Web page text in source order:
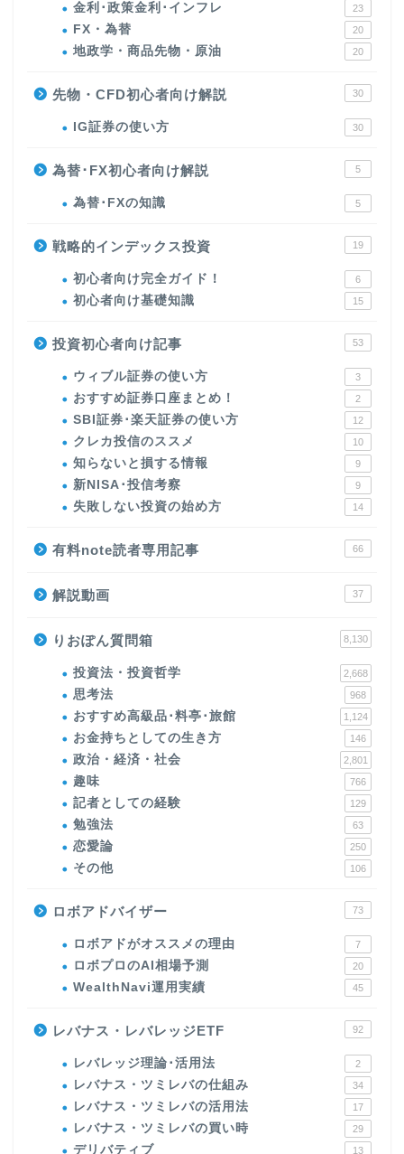
金利･政策金利･インフレ 23
FX・為替 20
地政学・商品先物・原油 20
先物・CFD初心者向け解説 30
IG証券の使い方 30
為替･FX初心者向け解説 5
為替･FXの知識 5
戦略的インデックス投資 19
初心者向け完全ガイド！ 6
初心者向け基礎知識 15
投資初心者向け記事 53
ウィブル証券の使い方 3
おすすめ証券口座まとめ！ 2
SBI証券･楽天証券の使い方 12
クレカ投信のススメ 10
知らないと損する情報 9
新NISA･投信考察 9
失敗しない投資の始め方 14
有料note読者専用記事 66
解説動画 37
りおぽん質問箱 8,130
投資法・投資哲学 2,668
思考法 968
おすすめ高級品･料亭･旅館 1,124
お金持ちとしての生き方 146
政治・経済・社会 2,801
趣味 766
記者としての経験 129
勉強法 63
恋愛論 250
その他 106
ロボアドバイザー 73
ロボアドがオススメの理由 7
ロボプロのAI相場予測 20
WealthNavi運用実績 45
レバナス・レバレッジETF 92
レバレッジ理論･活用法 2
レバナス・ツミレバの仕組み 34
レバナス・ツミレバの活用法 17
レバナス・ツミレバの買い時 29
デリバティブ 13